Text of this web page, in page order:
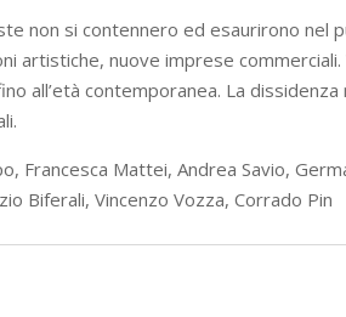
non si contennero ed esaurirono
artistiche, nuove imprese
all’età contemporanea. La
Francesca Mattei, Andrea Savio,
Biferali, Vincenzo Vozza, Corrado Pin